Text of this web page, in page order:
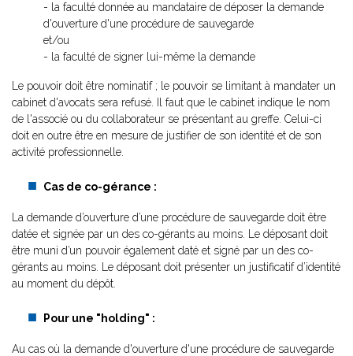
- la faculté donnée au mandataire de déposer la demande
d'ouverture d'une procédure de sauvegarde
et/ou
- la faculté de signer lui-même la demande
Le pouvoir doit être nominatif ; le pouvoir se limitant à mandater un
cabinet d'avocats sera refusé. Il faut que le cabinet indique le nom
de l'associé ou du collaborateur se présentant au greffe. Celui-ci
doit en outre être en mesure de justifier de son identité et de son
activité professionnelle.
Cas de co-gérance :
La demande d’ouverture d’une procédure de sauvegarde doit être
datée et signée par un des co-gérants au moins. Le déposant doit
être muni d’un pouvoir également daté et signé par un des co-
gérants au moins. Le déposant doit présenter un justificatif d’identité
au moment du dépôt.
Pour une "holding" :
Au cas où la demande d'ouverture d'une procédure de sauvegarde